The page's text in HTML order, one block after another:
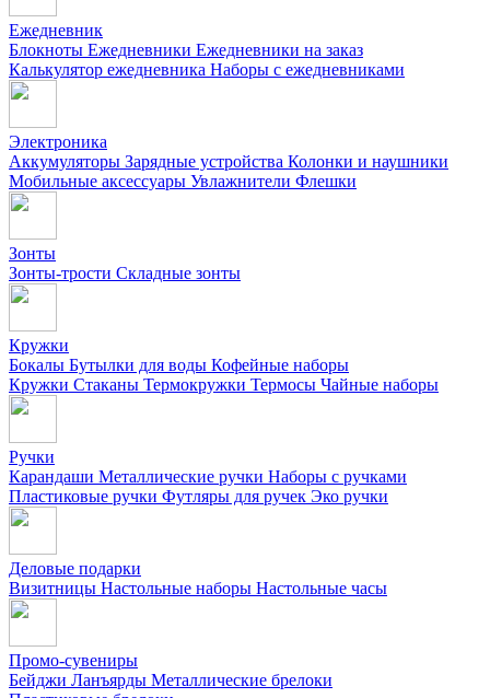
Ежедневник
Блокноты Ежедневники Ежедневники на заказ
Калькулятор ежедневника Наборы с ежедневниками
Электроника
Аккумуляторы Зарядные устройства Колонки и наушники
Мобильные аксессуары Увлажнители Флешки
Зонты
Зонты-трости Складные зонты
Кружки
Бокалы Бутылки для воды Кофейные наборы
Кружки Стаканы Термокружки Термосы Чайные наборы
Ручки
Карандаши Металлические ручки Наборы с ручками
Пластиковые ручки Футляры для ручек Эко ручки
Деловые подарки
Визитницы Настольные наборы Настольные часы
Промо-сувениры
Бейджи Ланъярды Металлические брелоки